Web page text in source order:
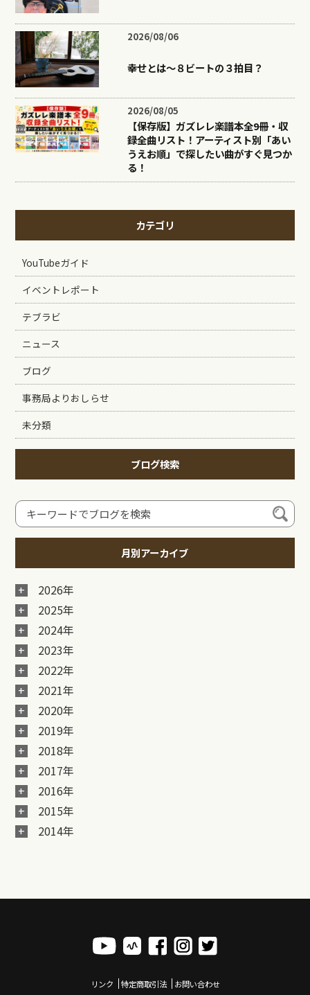
2026/08/06
幸せとは〜８ビートの３拍目？
2026/08/05
【保存版】ガズレレ楽譜本全9冊・収
録全曲リスト！アーティスト別「あい
うえお順」で探したい曲がすぐ見つか
る！
カテゴリ
YouTubeガイド
イベントレポート
テブラビ
ニュース
ブログ
事務局よりおしらせ
未分類
ブログ検索
月別アーカイブ
2026年
2025年
2024年
2023年
2022年
2021年
2020年
2019年
2018年
2017年
2016年
2015年
2014年
リンク 特定商取引法 お問い合わせ